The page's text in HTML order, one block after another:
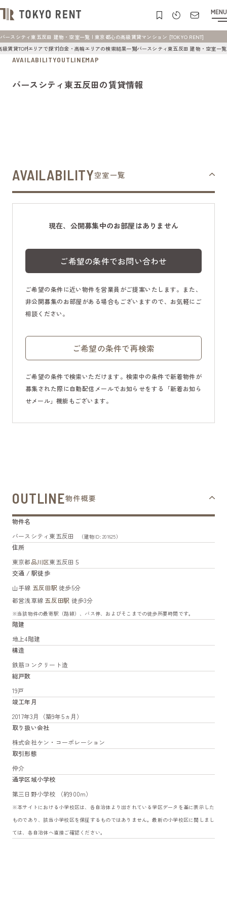
MENU
バースシティ東五反田 建物・空室一覧 | 東京都心の高級賃貸マンション [TOKYO RENT]
級賃貸TOPエリアで探す白金・高輪エリアの検索結果一覧バースシティ東五反田 建物・空室一覧
AVAILABILITYOUTLINEMAP
バースシティ東五反田の賃貸情報
AVAILABILITY空室一覧
現在、公開募集中のお部屋はありません
ご希望の条件でお問い合わせ
ご希望の条件に近い物件を営業員がご提案いたします。また、
非公開募集のお部屋がある場合もございますので、お気軽にご
相談ください。
ご希望の条件で再検索
ご希望の条件で検索いただけます。検索中の条件で新着物件が
募集された際に自動配信メールでお知らせをする「新着お知ら
せメール」機能もございます。
OUTLINE物件概要
物件名
バースシティ東五反田
（建物ID: 201625）
住所
東京都品川区東五反田５
交通 / 駅徒歩
山手線 五反田駅 徒歩5分
都営浅草線 五反田駅 徒歩3分
※当該物件の最寄駅（路線）、バス停、およびそこまでの徒歩所要時間です。
階建
地上4階建
構造
鉄筋コンクリート造
総戸数
19戸
竣工年月
2017年3月（築9年5ヵ月）
取り扱い会社
株式会社ケン・コーポレーション
取引形態
仲介
通学区域小学校
第三日野小学校 （約900m）
※本サイトにおける小学校区は、各自治体より出されている学区データを基に表示した
ものであり、該当小学校区を保証するものではありません。最新の小学校区に関しまし
ては、各自治体へ直接ご確認ください。